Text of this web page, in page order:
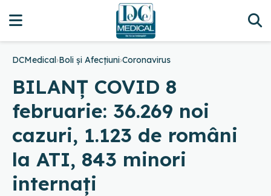
DCMedical›Boli și Afecțiuni›Coronavirus
BILANȚ COVID 8
februarie: 36.269 noi
cazuri, 1.123 de români
la ATI, 843 minori
internați